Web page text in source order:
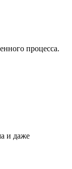
процесса.
и даже